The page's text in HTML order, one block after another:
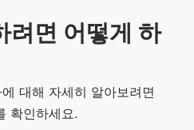
려면 어떻게 하
대해 자세히 알아보려면
확인하세요.